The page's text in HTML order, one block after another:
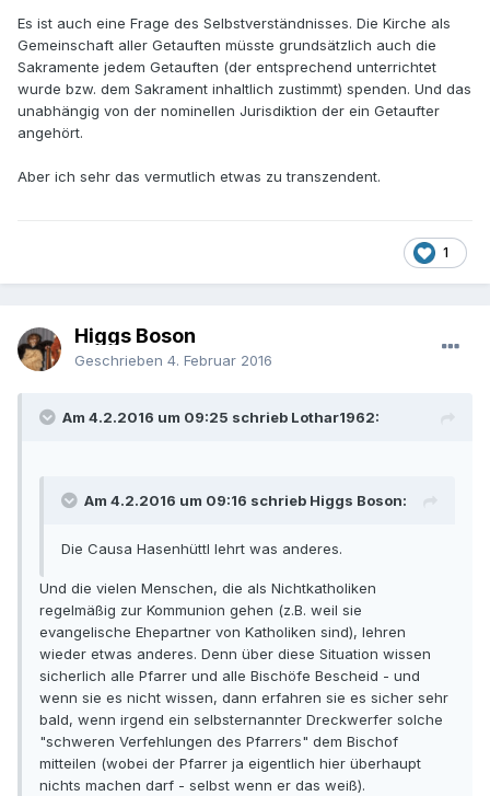
Es ist auch eine Frage des Selbstverständnisses. Die Kirche als
Gemeinschaft aller Getauften müsste grundsätzlich auch die
Sakramente jedem Getauften (der entsprechend unterrichtet
wurde bzw. dem Sakrament inhaltlich zustimmt) spenden. Und das
unabhängig von der nominellen Jurisdiktion der ein Getaufter
angehört.
Aber ich sehr das vermutlich etwas zu transzendent.
1
Higgs Boson
Geschrieben 4. Februar 2016
Am 4.2.2016 um 09:25 schrieb Lothar1962:
Am 4.2.2016 um 09:16 schrieb Higgs Boson:
Die Causa Hasenhüttl lehrt was anderes.
Und die vielen Menschen, die als Nichtkatholiken
regelmäßig zur Kommunion gehen (z.B. weil sie
evangelische Ehepartner von Katholiken sind), lehren
wieder etwas anderes. Denn über diese Situation wissen
sicherlich alle Pfarrer und alle Bischöfe Bescheid - und
wenn sie es nicht wissen, dann erfahren sie es sicher sehr
bald, wenn irgend ein selbsternannter Dreckwerfer solche
"schweren Verfehlungen des Pfarrers" dem Bischof
mitteilen (wobei der Pfarrer ja eigentlich hier überhaupt
nichts machen darf - selbst wenn er das weiß).